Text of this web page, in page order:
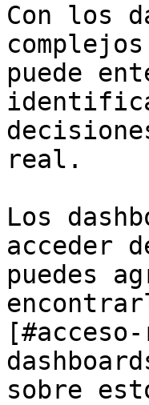
Con los
puede
real.
Los
acceder
puedes
sobre